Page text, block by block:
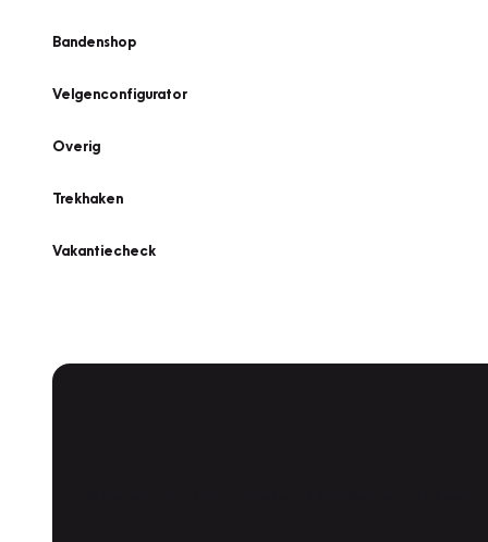
Bandenshop
Velgenconfigurator
Overig
Trekhaken
Vakantiecheck